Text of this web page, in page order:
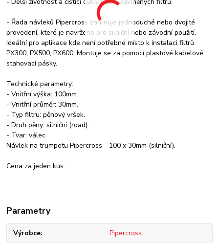
- Delší životnost a čistící cykly než u bavlněných filtrů.
- Řada návleků Pipercross zahrnuje jednoduché nebo dvojité
provedení, které je navrženo pro silniční nebo závodní použití.
Ideální pro aplikace kde není potřebné místo k instalaci filtrů
PX300, PX500, PX600. Montuje se za pomocí plastové kabelové
stahovací pásky.
Technické parametry:
- Vnitřní výška: 100mm.
- Vnitřní průměr: 30mm.
- Typ filtru: pěnový vršek.
- Druh pěny: silniční (road).
- Tvar: válec.
Návlek na trumpetu Pipercross - 100 x 30mm (silniční).
Cena za jeden kus.
Parametry
Výrobce Pipercross